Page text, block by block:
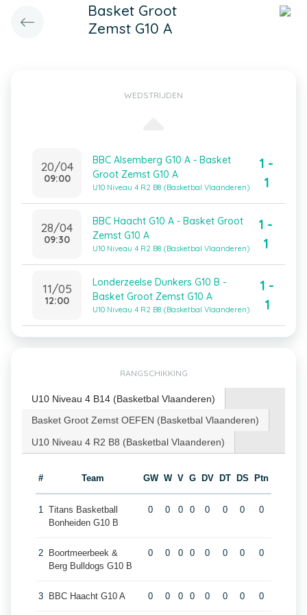
Basket Groot
Zemst G10 A
WEDSTRIJDEN
20/04
09:00
BBC Alsemberg G10 A - Basket
Groot Zemst G10 A
U10 Niveau 4 R2 B8 (Basketbal Vlaanderen)
1 -
1
28/04
09:30
BBC Haacht G10 A - Basket Groot
Zemst G10 A
U10 Niveau 4 R2 B8 (Basketbal Vlaanderen)
1 -
1
11/05
12:00
Londerzeelse Dunkers G10 B -
Basket Groot Zemst G10 A
U10 Niveau 4 R2 B8 (Basketbal Vlaanderen)
1 -
1
RANGSCHIKKING
U10 Niveau 4 B14 (Basketbal Vlaanderen)
Basket Groot Zemst OEFEN (Basketbal Vlaanderen)
U10 Niveau 4 R2 B8 (Basketbal Vlaanderen)
# Team GW W V G DV DT DS Ptn
1 Titans Basketball
Bonheiden G10 B
0 0 0 0 0 0 0 0
2
Boortmeerbeek &
Berg Bulldogs G10 B
0 0 0 0 0 0 0 0
3 BBC Haacht G10 A 0 0 0 0 0 0 0 0